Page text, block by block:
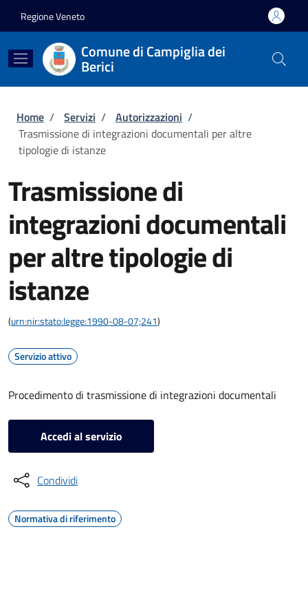
Regione Veneto
Comune di Campiglia dei
Berici
Briciole di pane
Home / Servizi / Autorizzazioni /
Trasmissione di integrazioni documentali per altre
tipologie di istanze
Trasmissione di
integrazioni documentali
per altre tipologie di
istanze
(urn:nir:stato:legge:1990-08-07;241)
Servizio attivo
Procedimento di trasmissione di integrazioni documentali
Accedi al servizio
Condividi
Normativa di riferimento